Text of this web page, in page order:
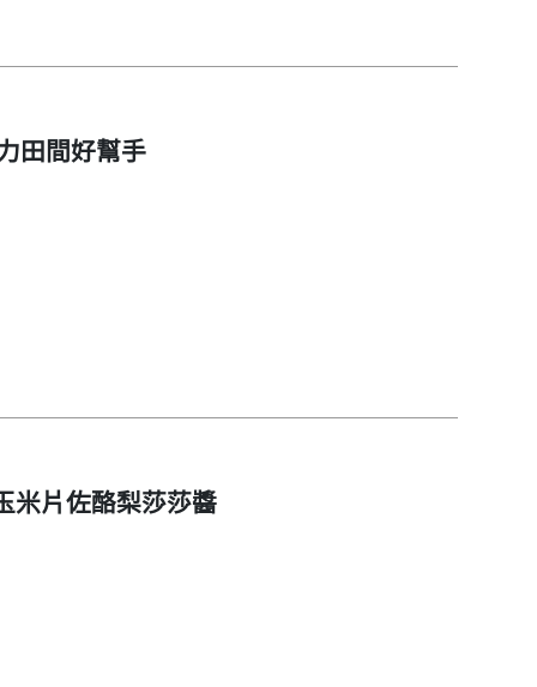
田間好幫手
米片佐酪梨莎莎醬